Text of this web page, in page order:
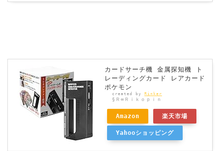
カードサーチ機 金属探知機 ト
レーディングカード レアカード
ポケモン
created by Rinker
§Ｒ∞Ｒｉｋｏｐｉｎ
Amazon 楽天市場
Yahooショッピング